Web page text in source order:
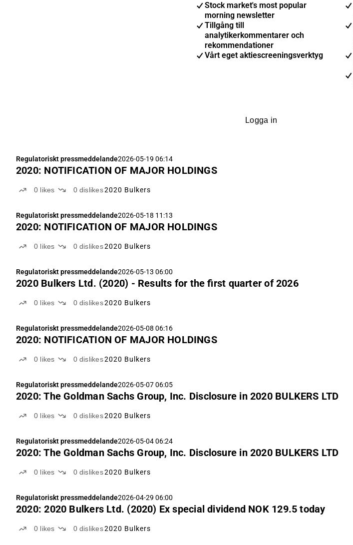
Stock market's most popular
morning newsletter
Tillgång till
analytikerkommentarer och
rekommendationer
Vårt eget aktiescreeningsverktyg
Logga in
Regulatoriskt pressmeddelande2026-05-19 06:14
2020: NOTIFICATION OF MAJOR HOLDINGS
0 likes 0 dislikes2020 Bulkers
Regulatoriskt pressmeddelande2026-05-18 11:13
2020: NOTIFICATION OF MAJOR HOLDINGS
0 likes 0 dislikes2020 Bulkers
Regulatoriskt pressmeddelande2026-05-13 06:00
2020 Bulkers Ltd. (2020) - Results for the first quarter of 2026
0 likes 0 dislikes2020 Bulkers
Regulatoriskt pressmeddelande2026-05-08 06:16
2020: NOTIFICATION OF MAJOR HOLDINGS
0 likes 0 dislikes2020 Bulkers
Regulatoriskt pressmeddelande2026-05-07 06:05
2020: The Goldman Sachs Group, Inc. Disclosure in 2020 BULKERS LTD
0 likes 0 dislikes2020 Bulkers
Regulatoriskt pressmeddelande2026-05-04 06:24
2020: The Goldman Sachs Group, Inc. Disclosure in 2020 BULKERS LTD
0 likes 0 dislikes2020 Bulkers
Regulatoriskt pressmeddelande2026-04-29 06:00
2020: 2020 Bulkers Ltd. (2020) Ex special dividend NOK 129.5 today
0 likes 0 dislikes2020 Bulkers